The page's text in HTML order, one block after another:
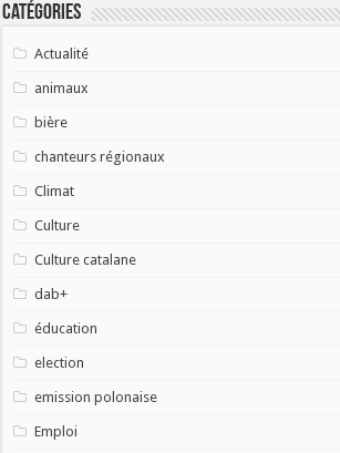
Catégories
Actualité
animaux
bière
chanteurs régionaux
Climat
Culture
Culture catalane
dab+
éducation
election
emission polonaise
Emploi